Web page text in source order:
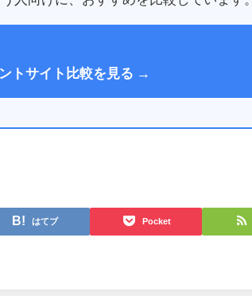
トサイト比較を見る →
はてブ Pocket